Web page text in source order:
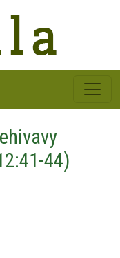
44)